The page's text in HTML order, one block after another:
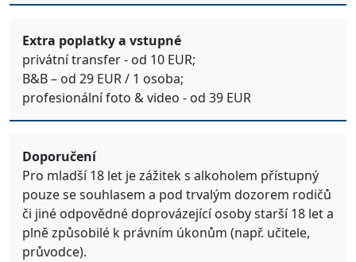
Extra poplatky a vstupné
privátní transfer - od 10 EUR;
B&B – od 29 EUR / 1 osoba;
profesionální foto & video - od 39 EUR
Doporučení
Pro mladší 18 let je zážitek s alkoholem přístupný
pouze se souhlasem a pod trvalým dozorem rodičů
či jiné odpovědné doprovázející osoby starší 18 let a
plně způsobilé k právním úkonům (např. učitele,
průvodce).